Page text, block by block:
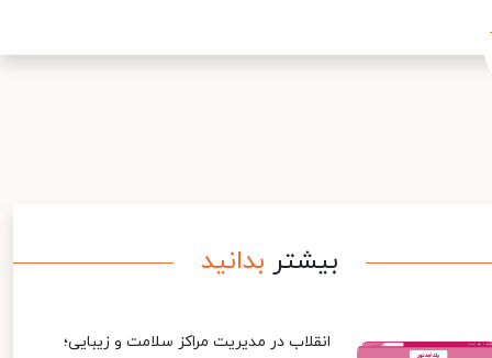
بیشتر بدانید
انقلاب در مدیریت مراکز سلامت و زیبایی؛